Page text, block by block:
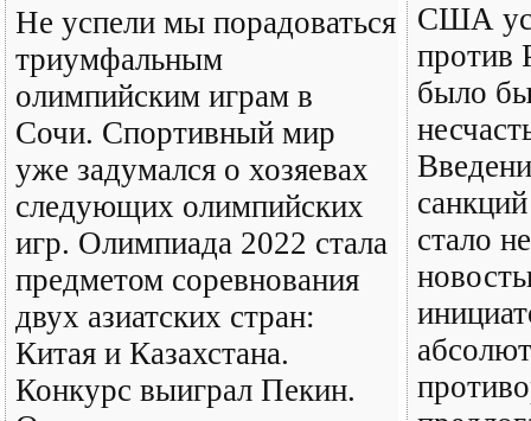
Не успели мы порадоваться
триумфальным
олимпийским играм в
Сочи. Спортивный мир
уже задумался о хозяевах
следующих олимпийских
игр. Олимпиада 2022 стала
предметом соревнования
двух азиатских стран:
Китая и Казахстана.
Конкурс выиграл Пекин.
США
против
было бы
стало